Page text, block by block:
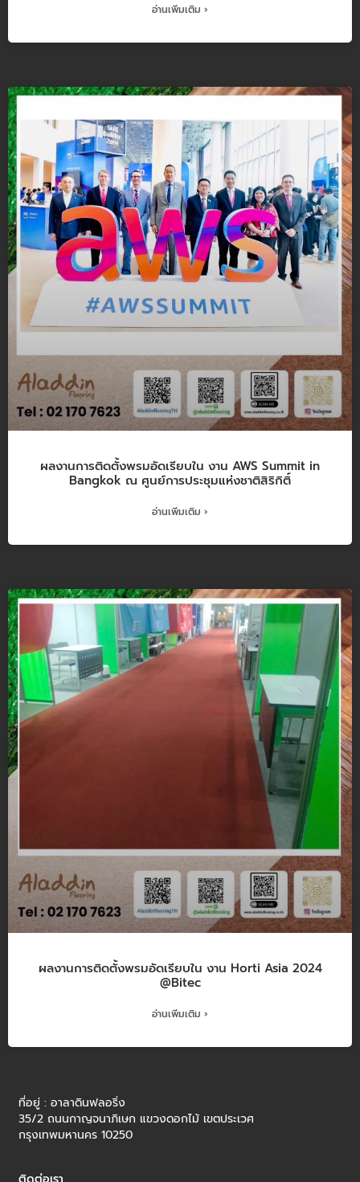
อ่านเพิ่มเติม ›
ผลงานการติดตั้งพรมอัดเรียบใน งาน AWS Summit in
Bangkok ณ ศูนย์การประชุมแห่งชาติสิริกิติ์
อ่านเพิ่มเติม ›
ผลงานการติดตั้งพรมอัดเรียบใน งาน Horti Asia 2024
@Bitec
อ่านเพิ่มเติม ›
ที่อยู่ : อาลาดินฟลอริ่ง
35/2 ถนนกาญจนาภิเษก แขวงดอกไม้ เขตประเวศ
กรุงเทพมหานคร 10250